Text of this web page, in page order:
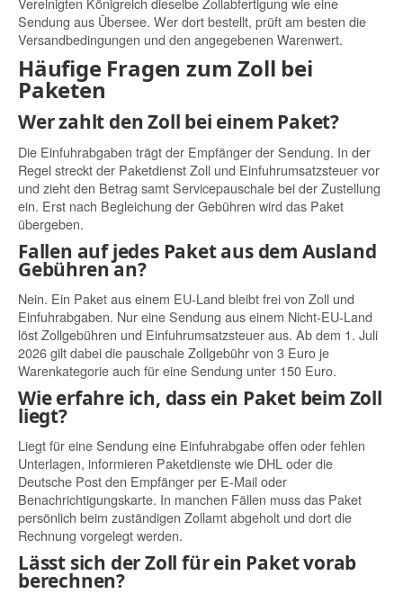
Sendung aus Übersee. Wer dort bestellt, prüft am besten die
Versandbedingungen und den angegebenen Warenwert.
Häufige Fragen zum Zoll bei
Paketen
Wer zahlt den Zoll bei einem Paket?
Die Einfuhrabgaben trägt der Empfänger der Sendung. In der
Regel streckt der Paketdienst Zoll und Einfuhrumsatzsteuer vor
und zieht den Betrag samt Servicepauschale bei der Zustellung
ein. Erst nach Begleichung der Gebühren wird das Paket
übergeben.
Fallen auf jedes Paket aus dem Ausland
Gebühren an?
Nein. Ein Paket aus einem EU-Land bleibt frei von Zoll und
Einfuhrabgaben. Nur eine Sendung aus einem Nicht-EU-Land
löst Zollgebühren und Einfuhrumsatzsteuer aus. Ab dem 1. Juli
2026 gilt dabei die pauschale Zollgebühr von 3 Euro je
Warenkategorie auch für eine Sendung unter 150 Euro.
Wie erfahre ich, dass ein Paket beim Zoll
liegt?
Liegt für eine Sendung eine Einfuhrabgabe offen oder fehlen
Unterlagen, informieren Paketdienste wie DHL oder die
Deutsche Post den Empfänger per E-Mail oder
Benachrichtigungskarte. In manchen Fällen muss das Paket
persönlich beim zuständigen Zollamt abgeholt und dort die
Rechnung vorgelegt werden.
Lässt sich der Zoll für ein Paket vorab
berechnen?